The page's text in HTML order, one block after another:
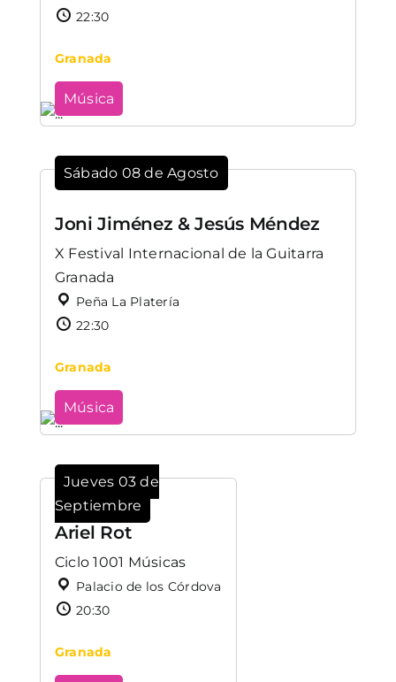
22:30
Granada
Música
Sábado 08 de Agosto
Joni Jiménez & Jesús Méndez
X Festival Internacional de la Guitarra
Granada
Peña La Platería
22:30
Granada
Música
Jueves 03 de
Septiembre
Ariel Rot
Ciclo 1001 Músicas
Palacio de los Córdova
20:30
Granada